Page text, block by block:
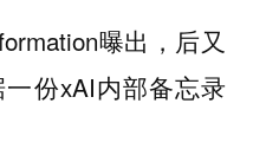
曝出，后又
一份xAI内部备忘录